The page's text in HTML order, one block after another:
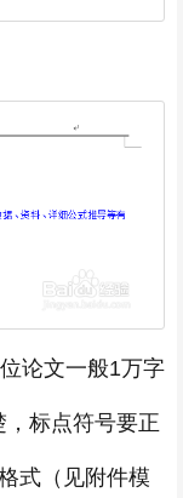
论文一般1万字
标点符号要正
式（见附件模